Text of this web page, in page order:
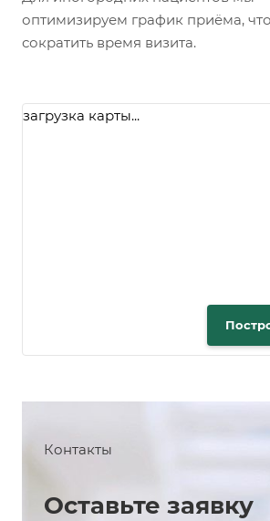
оптимизируем график приёма,
сократить время визита.
загрузка карты...
Контакты
Оставьте заявку